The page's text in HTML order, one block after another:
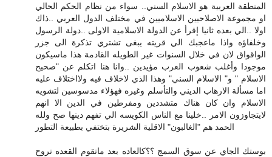
المنطقة العربية هو الاسلام السني.. سواء من نظام الحكم الحالي
او مجموعة الاصلاحيين الاسلاميين في مختلف الدول العربي ..ذاك
اولا ..الي بعده ثانيا إقرأ عن الدولة الاسلامية الاولى ..دولة الرسول
وخلفاؤه واذا ماعجبك الي قريته يبغى تشتري تذكرة الى جزر
الواقواق لان في خلال السنوات غير الطويله القادمة هذا ماسيكون
موجودا وأغلب شعوب العرب مؤيدين ..وانا هنا اتكلم عن "صحيح
الاسلام " و" الاسلام السني" وهذا الذي لاخلاف فيه ولااختلاف عليه
اما مسألة الارهاب الديني والتأسلم وغيره فهؤلاء مدسوسين لتشويه
الاسلام وان كان هناك متشددين ومفرطين في الدين الا انهم
لايتجاوزون الامر ..خلينا مع الناس الكويسه الي تفهم دينها صح ولله
الحمد هم "الغالبون" الاقلية الشريرة بتختفي بطبيعة التطور
بوستك الجاي عن سوق السمج ؟؟كالعاده بعد ماتقوم القعده تروح